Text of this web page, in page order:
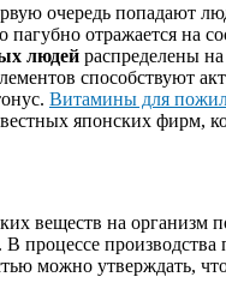
очередь попадают
отражается на
людей распределены
способствуют
Витамины для
японских фирм,
веществ на организм
процессе
можно